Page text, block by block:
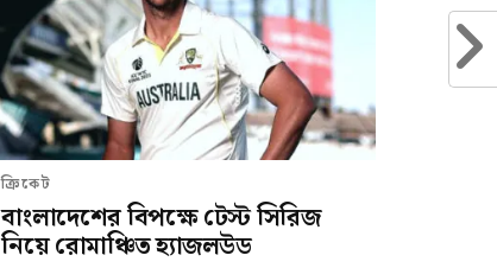
ক্রিকেট
বাংলাদেশের বিপক্ষে টেস্ট সিরিজ
নিয়ে রোমাঞ্চিত হ্যাজলউড